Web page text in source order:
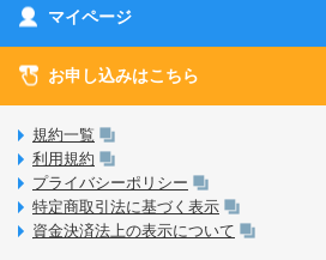
LINE年齢認証について
LinksStoreについて
MVNOのギモンを解消！
3Dセキュアについて
未成年者の方のご契約
通信制限について
SIMサービスについて
SIMロック解除ガイド
LinksMateのサービスについて
LPについて
刀剣乱舞-ONLINE- Pocket
あんさんぶるスターズ！！Music
マイページ
お申し込みはこちら
規約一覧
利用規約
プライバシーポリシー
特定商取引法に基づく表示
資金決済法上の表示について